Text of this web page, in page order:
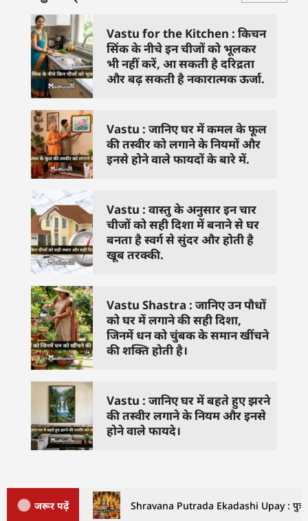
Vastu for the Kitchen : किचन
सिंक के नीचे इन चीजों को भूलकर
भी नहीं करें, आ सकती है दरिद्रता
और बढ़ सकती है नकारात्मक ऊर्जा.
Vastu : जानिए घर में कमल के फूल
की तस्वीर को लगाने के नियमों और
इनसे होने वाले फायदों के बारे में.
Vastu : वास्तु के अनुसार इन चार
चीजों को सही दिशा में बनाने से घर
बनता है स्वर्ग से सुंदर और होती है
खूब तरक्की.
Vastu Shastra : जानिए उन पौधों
को घर में लगाने की सही दिशा,
जिनमें धन को चुंबक के समान खींचने
की शक्ति होती है।
Vastu : जानिए घर में बहते हुए झरने
की तस्वीर लगाने के नियम और इनसे
होने वाले फायदे।
जरूर पढ़ें Shravana Putrada Ekadashi Upay :